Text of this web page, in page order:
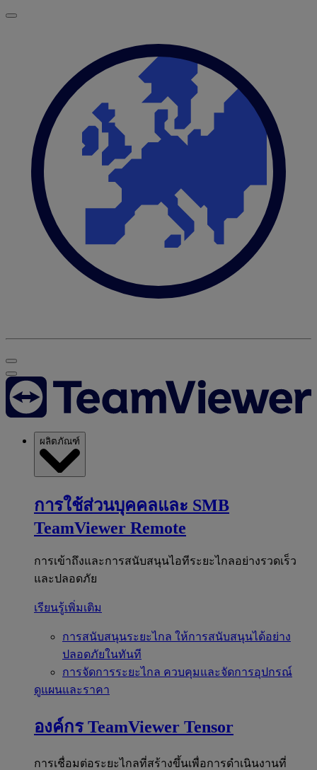
ผลิตภัณฑ์
การใช้ส่วนบุคคลและ SMB
TeamViewer Remote
การเข้าถึงและการสนับสนุนไอทีระยะไกลอย่างรวดเร็ว
และปลอดภัย
เรียนรู้เพิ่มเติม
การสนับสนุนระยะไกล ให้การสนับสนุนได้อย่าง
ปลอดภัยในทันที
การจัดการระยะไกล ควบคุมและจัดการอุปกรณ์
ดูแผนและราคา
องค์กร TeamViewer Tensor
การเชื่อมต่อระยะไกลที่สร้างขึ้นเพื่อการดำเนินงานที่